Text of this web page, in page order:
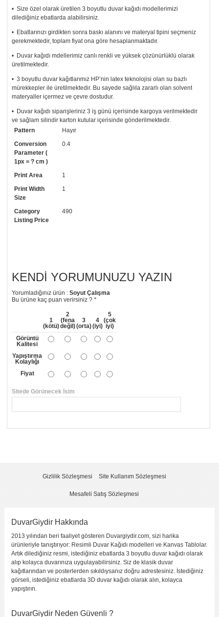
• Size özel olarak üretilen 3 boyutlu duvar kağıdı modellerimizi
dilediğiniz ebatlarda alabilirsiniz.
• Ebatlarınızı girdikten sonra baskı alanını ve materyal tipini seçmeniz
gerekmektedir, toplam fiyat ona göre hesaplanmaktadır.
• Duvar kağıdı mdellerimiz canlı renkli ve yüksek çözünürlüklü olarak
üretilmektedir.
• 3 boyutlu duvar kağıtlarımız HP’nin latex teknolojisi olan su bazlı
mürekkepler ile üretilmektedir. Bu sayede sağlıla zararlı olan solvent
materyaller içermez ve çevre dostudur.
• Duvar kağıdı siparişleriniz 3 iş günü içerisinde kargoya verilmektedir
ve sağlam silindir karton kutular içerisinde gönderilmektedir.
• Tutkalınız, siparişiniz ile birlikte ücretsiz olarak gönderilecektir.
Uygulaması standart duvar kağıdı ile aynıdır. Siparişiniz ile birlikte
uygulama kılavuzu da gönderilecektir.
arayıp talebinizi iletebilirsiniz.
• Görselde düzenleme yaptırmak istiyorsanız yine bize telefon
numaramızdan ulaşabilirsiniz.
Pattern
Hayır
Conversion
Parameter (
1px = ? cm )
0.4
Print Area
1
Print Width
Size
1
Category
Listing Price
490
KENDI YORUMUNUZU YAZIN
Yorumladığınız ürün :Soyut Çalışma
Bu ürüne kaç puan verirsiniz ?*
1
(kötü)
2
(fena
değil)
3
(orta)
4
(iyi)
5
(çok
iyi)
Görüntü
Kalitesi
Yapıştırma
Kolaylığı
Fiyat
Sitede Görünecek İsim
Yorumu Gönder
Gizlilik Sözleşmesi Site Kullanım Sözleşmesi
Mesafeli Satış Sözleşmesi
DuvarGiydir Hakkında
2013 yılından beri faaliyet gösteren Duvargiydir.com, sizi harika
ürünleriyle tanıştırıyor: Resimli Duvar Kağıdı modelleri ve Kanvas Tablolar.
Artık dilediğiniz resmi, istediğiniz ebatlarda 3 boyutlu duvar kağıdı olarak
alıp kolayca duvarınıza uygulayabilirsiniz. Siz de klasik duvar
kağıtlarından ve posterlerden sıkıldıysanız doğru adrestesiniz. İstediğiniz
görseli, istediğiniz ebatlarda 3D duvar kağıdı olarak alın, kolayca
yapıştırın.
DuvarGiydir Neden Güvenli ?